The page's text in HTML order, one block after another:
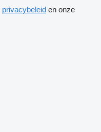
privacybeleid en onze